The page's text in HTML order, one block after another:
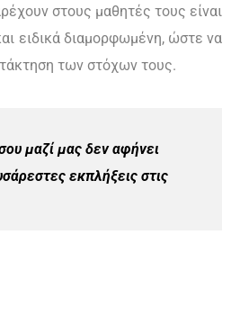
στους μαθητές τους είναι
ειδικά διαμορφωμένη, ώστε να
των στόχων τους.
μαζί μας δεν αφήνει
εκπλήξεις στις